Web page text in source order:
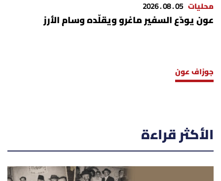
محليات 05 . 08 . 2026
عون يودّع السفير ماغرو ويقلّده وسام الأرز
جوزاف عون
الأكثر قراءة